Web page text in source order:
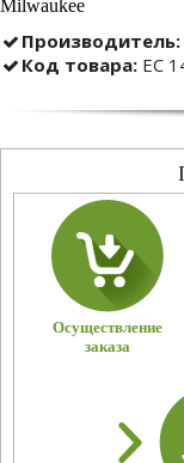
Milwaukee
Производитель:
Код товара: EC
Осуществление
заказа